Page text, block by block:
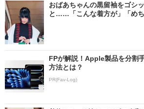
おばあちゃんの黒留袖をゴシ
と……「こんな着方が」「め
FPが解説！Apple製品を分割
方法とは？
PR(Fav-Log)